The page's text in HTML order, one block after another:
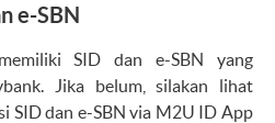
e-SBN
SID dan e-SBN yang
Jika belum, silakan lihat
SID dan e-SBN via M2U ID App